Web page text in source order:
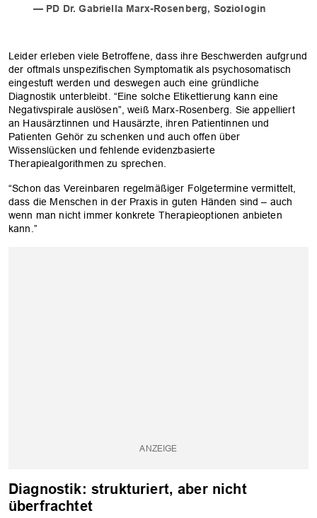
PD Dr. Gabriella Marx-Rosenberg, Soziologin
Leider erleben viele Betroffene, dass ihre Beschwerden aufgrund
der oftmals unspezifischen Symptomatik als psychosomatisch
eingestuft werden und deswegen auch eine gründliche
Diagnostik unterbleibt. “Eine solche Etikettierung kann eine
Negativspirale auslösen”, weiß Marx-Rosenberg. Sie appelliert
an Hausärztinnen und Hausärzte, ihren Patientinnen und
Patienten Gehör zu schenken und auch offen über
Wissenslücken und fehlende evidenzbasierte
Therapiealgorithmen zu sprechen.
“Schon das Vereinbaren regelmäßiger Folgetermine vermittelt,
dass die Menschen in der Praxis in guten Händen sind – auch
wenn man nicht immer konkrete Therapieoptionen anbieten
kann.”
Diagnostik: strukturiert, aber nicht
überfrachtet